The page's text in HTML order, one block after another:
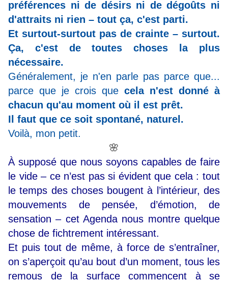
préférences ni de désirs ni de dégoûts ni
d'attraits ni rien – tout ça, c'est parti.
Et surtout-surtout pas de crainte – surtout.
Ça, c'est de toutes choses la plus
nécessaire.
Généralement, je n'en parle pas parce que...
parce que je crois que cela n'est donné à
chacun qu'au moment où il est prêt.
Il faut que ce soit spontané, naturel.
Voilà, mon petit.
🌸
À supposé que nous soyons capables de faire
le vide – ce n’est pas si évident que cela : tout
le temps des choses bougent à l’intérieur, des
mouvements de pensée, d’émotion, de
sensation – cet Agenda nous montre quelque
chose de fichtrement intéressant.
Et puis tout de même, à force de s’entraîner,
on s’aperçoit qu’au bout d’un moment, tous les
remous de la surface commencent à se